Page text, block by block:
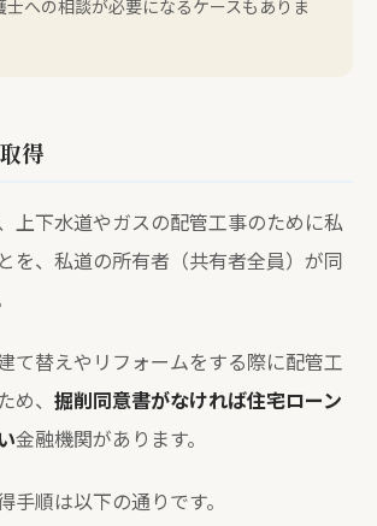
士への相談が必要になるケースもありま
得
上下水道やガスの配管工事のために私
を、私道の所有者（共有者全員）が同
て替えやリフォームをする際に配管工
、 掘削同意書がなければ住宅ローン
金融機関があります。
手順は以下の通りです。